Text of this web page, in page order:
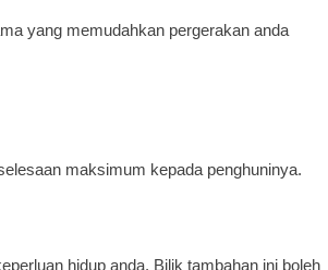
yang memudahkan pergerakan anda
maksimum kepada penghuninya.
hidup anda. Bilik tambahan ini boleh